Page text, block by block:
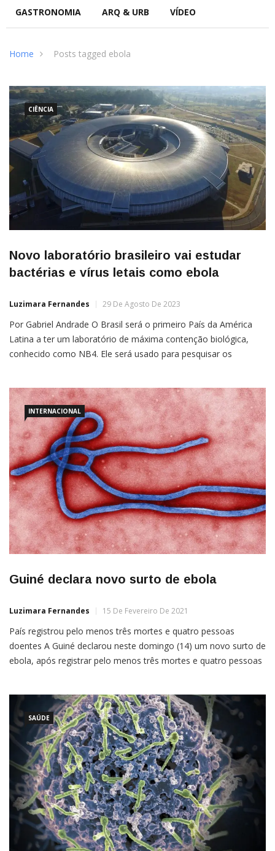
GASTRONOMIA ARQ & URB VÍDEO
Home Posts tagged ebola
CIÊNCIA
Novo laboratório brasileiro vai estudar
bactérias e vírus letais como ebola
Luzimara Fernandes 29 De Agosto De 2023
Por Gabriel Andrade O Brasil será o primeiro País da América
Latina a ter um laboratório de máxima contenção biológica,
conhecido como NB4. Ele será usado para pesquisar os
febre
INTERNACIONAL
Guiné declara novo surto de ebola
Luzimara Fernandes 15 De Fevereiro De 2021
País registrou pelo menos três mortes e quatro pessoas
doentes A Guiné declarou neste domingo (14) um novo surto de
ebola, após registrar pelo menos três mortes e quatro pessoas
SAÚDE